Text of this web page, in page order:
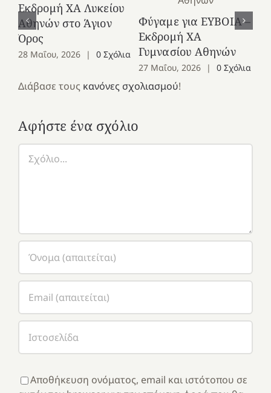
Εκδρομή ΧΑ Λυκείου
Αθηνών στο Άγιον
Όρος
28 Μαΐου, 2026 | 0 Σχόλια
Φύγαμε για ΕΥΒΟΙΑ –
Εκδρομή ΧΑ
Γυμνασίου Αθηνών
27 Μαΐου, 2026 | 0 Σχόλια
Διάβασε τους κανόνες σχολιασμού!
Αφήστε ένα σχόλιο
Αποθήκευση ονόματος, email και ιστότοπου σε